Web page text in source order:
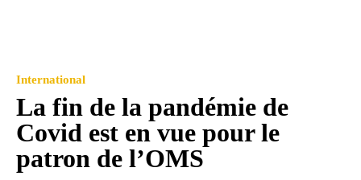
International
La fin de la pandémie de
Covid est en vue pour le
patron de l’OMS